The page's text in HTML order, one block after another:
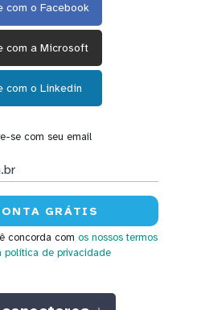
com o Facebook
com a Microsoft
com o Linkedin
se com seu email
concorda com os nossos termos
política de privacidade